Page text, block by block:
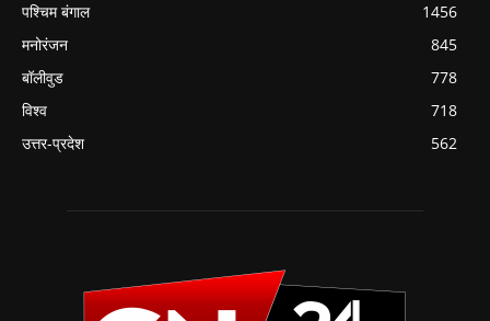
पश्चिम बंगाल
1456
मनोरंजन
845
बॉलीवुड
778
विश्व
718
उत्तर-प्रदेश
562